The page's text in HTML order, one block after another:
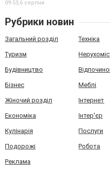
09:53,6 серпня
Рубрики новин
Загальний розділ Техніка
Туризм
Будівництво
Бізнес Меблі
Жіночий розділ Інтернет
Економіка Інтер'єр
Кулінарія Послуги
Подорожі Робота
Реклама